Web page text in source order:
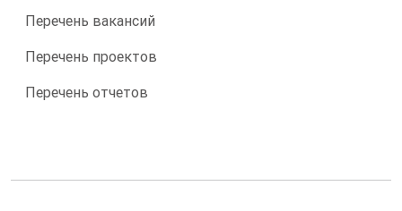
Перечень вакансий
Перечень проектов
Перечень отчетов